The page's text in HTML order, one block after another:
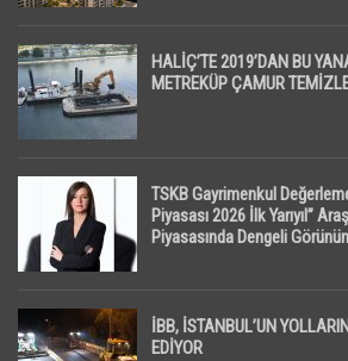
HALİÇ’TE 2019’DAN BU
METREKÜP ÇAMUR
TSKB Gayrimenkul
Piyasası 2026 İlk Yarıyıl”
Piyasasında Dengeli
İBB, İSTANBUL’UN
EDİYOR